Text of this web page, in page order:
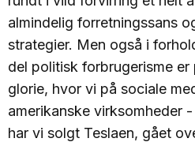
almindelig forretningssans
strategier. Men også i
del politisk forbrugerisme er
glorie, hvor vi på sociale
amerikanske virksomheder
har vi solgt Teslaen, gået